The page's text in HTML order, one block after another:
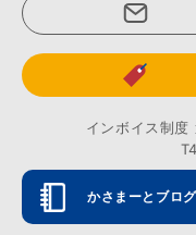
インボイス制度
かさまーとブログ